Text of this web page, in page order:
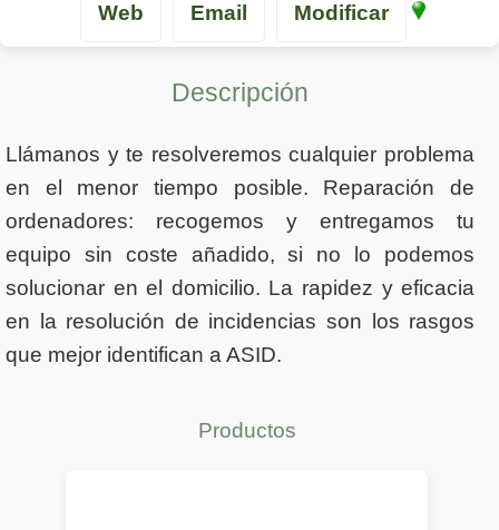
Web Email Modificar
Descripción
Llámanos y te resolveremos cualquier problema
en el menor tiempo posible. Reparación de
ordenadores: recogemos y entregamos tu
equipo sin coste añadido, si no lo podemos
solucionar en el domicilio. La rapidez y eficacia
en la resolución de incidencias son los rasgos
que mejor identifican a ASID.
Productos